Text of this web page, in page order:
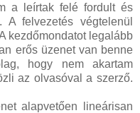
a leírtak felé fordult és
A felvezetés végtelenül
kezdőmondatot legalább
erős üzenet van benne
hogy nem akartam
az olvasóval a szerző.
alapvetően lineárisan